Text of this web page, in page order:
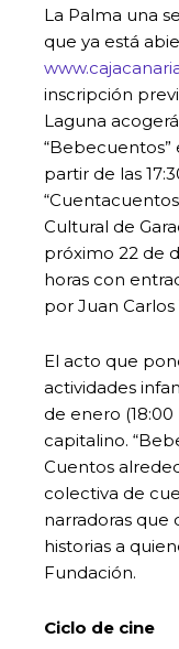
La Palma una
que ya está
inscripción
Laguna
partir de las
Cultural de
próximo 22 de
horas con
por Juan Carlos
El acto que
actividades
de enero
capitalino.
Cuentos
colectiva de
narradoras que
historias a
Fundación.
Ciclo de cine